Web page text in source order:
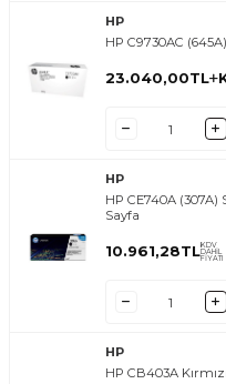
HP
HP C9730AC
23.040,00TL
HP
HP CE740A
Sayfa
10.961,28TLKDV
DAHİL
FİYATI
HP
HP CB403A